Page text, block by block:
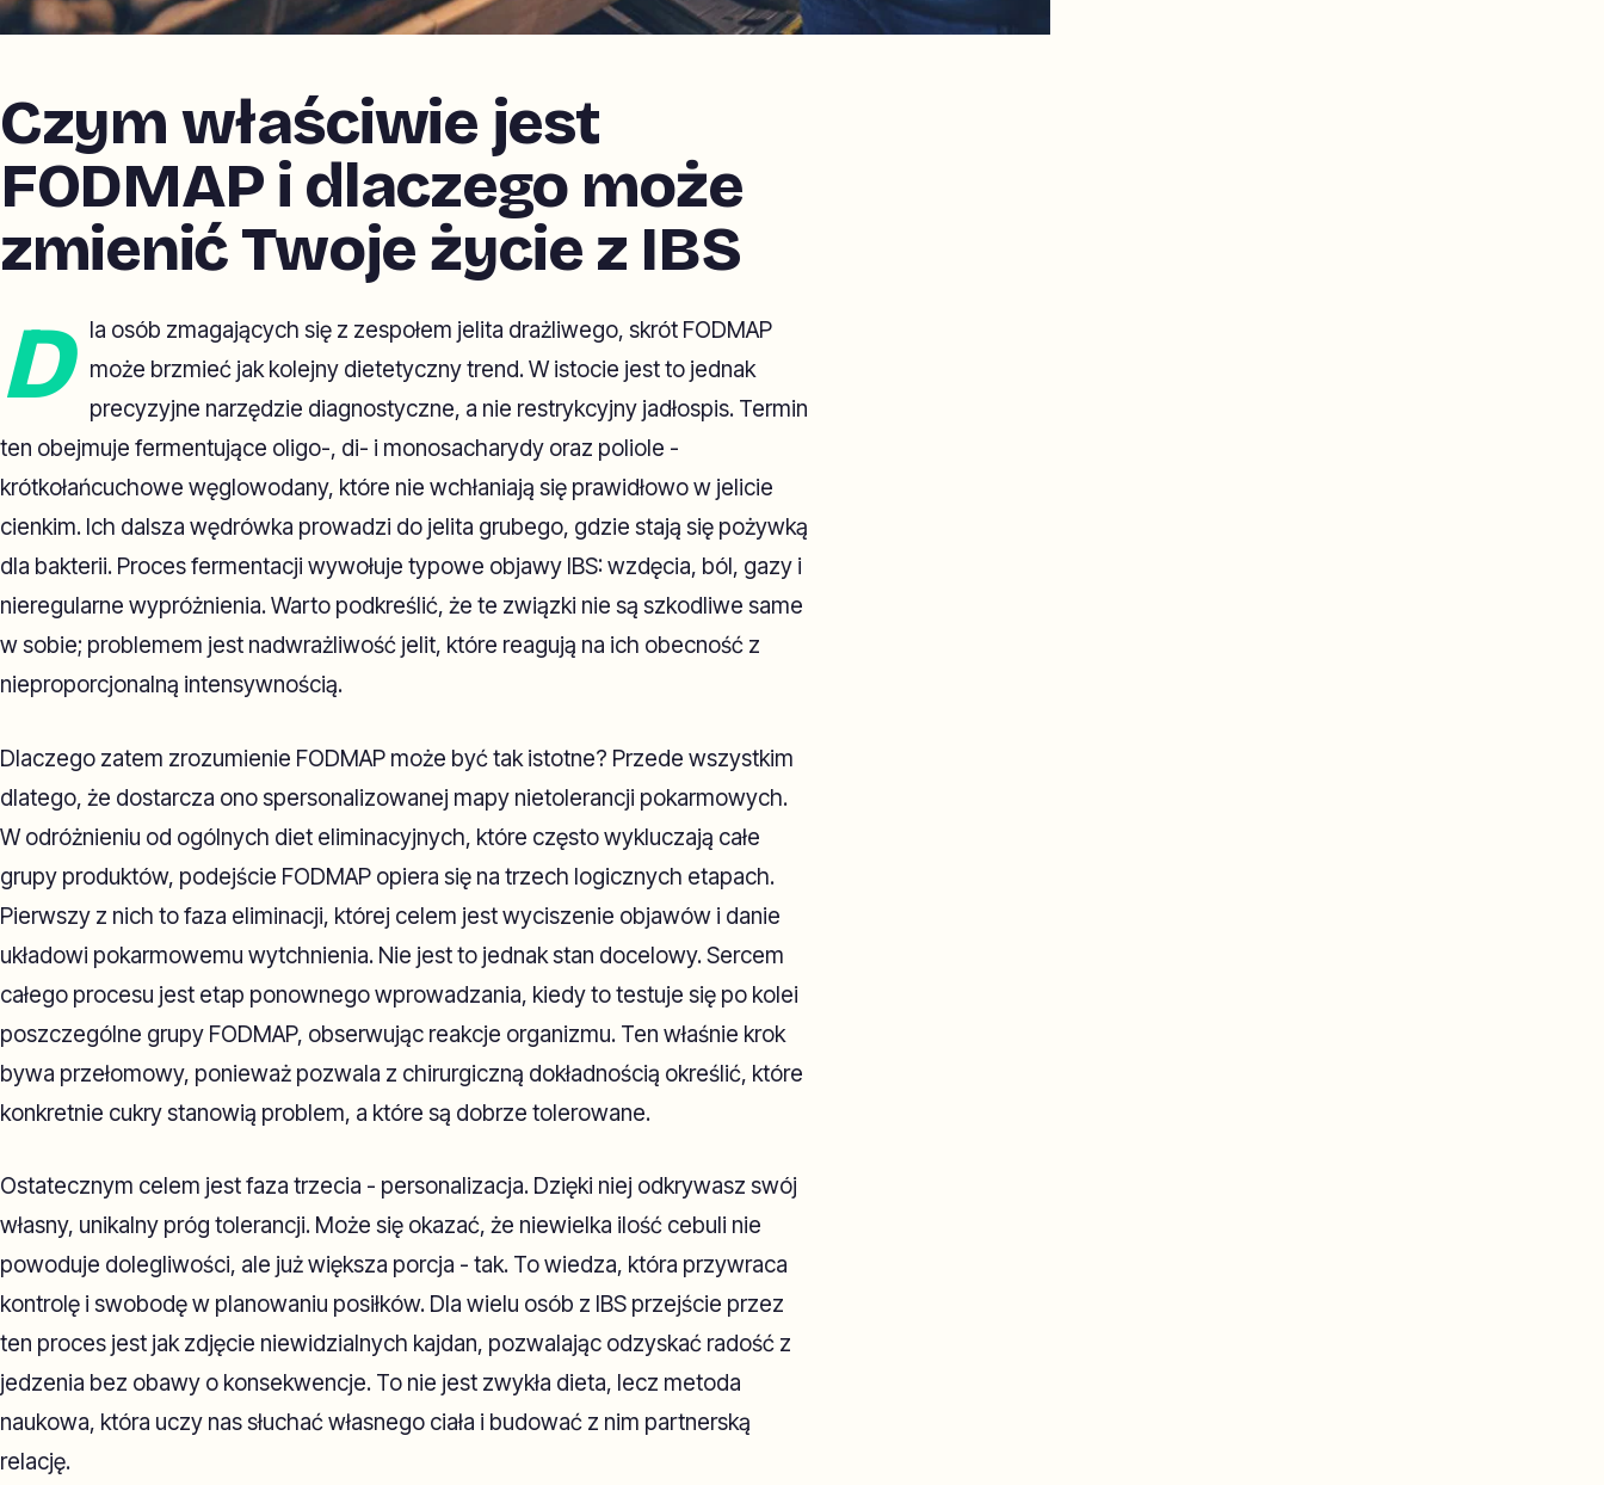
Czym właściwie jest
FODMAP i dlaczego może
zmienić Twoje życie z IBS
D
la osób zmagających się z zespołem jelita drażliwego, skrót FODMAP
może brzmieć jak kolejny dietetyczny trend. W istocie jest to jednak
precyzyjne narzędzie diagnostyczne, a nie restrykcyjny jadłospis. Termin
ten obejmuje fermentujące oligo-, di- i monosacharydy oraz poliole -
krótkołańcuchowe węglowodany, które nie wchłaniają się prawidłowo w jelicie
cienkim. Ich dalsza wędrówka prowadzi do jelita grubego, gdzie stają się pożywką
dla bakterii. Proces fermentacji wywołuje typowe objawy IBS: wzdęcia, ból, gazy i
nieregularne wypróżnienia. Warto podkreślić, że te związki nie są szkodliwe same
w sobie; problemem jest nadwrażliwość jelit, które reagują na ich obecność z
nieproporcjonalną intensywnością.
Dlaczego zatem zrozumienie FODMAP może być tak istotne? Przede wszystkim
dlatego, że dostarcza ono spersonalizowanej mapy nietolerancji pokarmowych.
W odróżnieniu od ogólnych diet eliminacyjnych, które często wykluczają całe
grupy produktów, podejście FODMAP opiera się na trzech logicznych etapach.
Pierwszy z nich to faza eliminacji, której celem jest wyciszenie objawów i danie
układowi pokarmowemu wytchnienia. Nie jest to jednak stan docelowy. Sercem
całego procesu jest etap ponownego wprowadzania, kiedy to testuje się po kolei
poszczególne grupy FODMAP, obserwując reakcje organizmu. Ten właśnie krok
bywa przełomowy, ponieważ pozwala z chirurgiczną dokładnością określić, które
konkretnie cukry stanowią problem, a które są dobrze tolerowane.
Ostatecznym celem jest faza trzecia - personalizacja. Dzięki niej odkrywasz swój
własny, unikalny próg tolerancji. Może się okazać, że niewielka ilość cebuli nie
powoduje dolegliwości, ale już większa porcja - tak. To wiedza, która przywraca
kontrolę i swobodę w planowaniu posiłków. Dla wielu osób z IBS przejście przez
ten proces jest jak zdjęcie niewidzialnych kajdan, pozwalając odzyskać radość z
jedzenia bez obawy o konsekwencje. To nie jest zwykła dieta, lecz metoda
naukowa, która uczy nas słuchać własnego ciała i budować z nim partnerską
relację.